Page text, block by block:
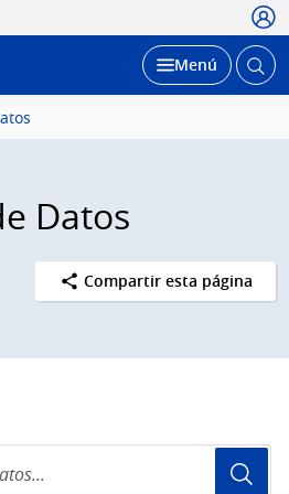
Desplegar
Menú Abrir
Datos
Compartir esta página